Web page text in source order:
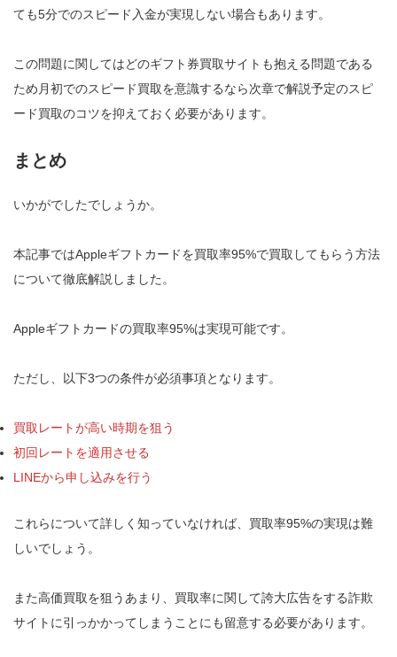
ても5分でのスピード入金が実現しない場合もあります。
この問題に関してはどのギフト券買取サイトも抱える問題である
ため月初でのスピード買取を意識するなら次章で解説予定のスピ
ード買取のコツを抑えておく必要があります。
まとめ
いかがでしたでしょうか。
本記事ではAppleギフトカードを買取率95%で買取してもらう方法
について徹底解説しました。
Appleギフトカードの買取率95%は実現可能です。
ただし、以下3つの条件が必須事項となります。
買取レートが高い時期を狙う
初回レートを適用させる
LINEから申し込みを行う
これらについて詳しく知っていなければ、買取率95%の実現は難
しいでしょう。
また高価買取を狙うあまり、買取率に関して誇大広告をする詐欺
サイトに引っかかってしまうことにも留意する必要があります。